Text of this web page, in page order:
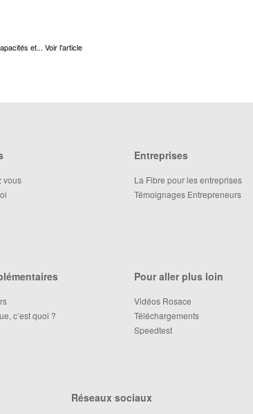
et... Voir l'article
vous
Entreprises
La Fibre pour les entreprises
Témoignages Entrepreneurs
c’est quoi ?
Pour aller plus loin
Vidéos Rosace
Téléchargements
Speedtest
Réseaux sociaux